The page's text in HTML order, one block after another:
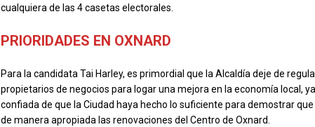
cualquiera de las 4 casetas electorales.
PRIORIDADES EN OXNARD
Para la candidata Tai Harley, es primordial que la Alcaldía deje de
propietarios de negocios para logar una mejora en la economía local,
confiada de que la Ciudad haya hecho lo suficiente para demostrar
de manera apropiada las renovaciones del Centro de Oxnard.